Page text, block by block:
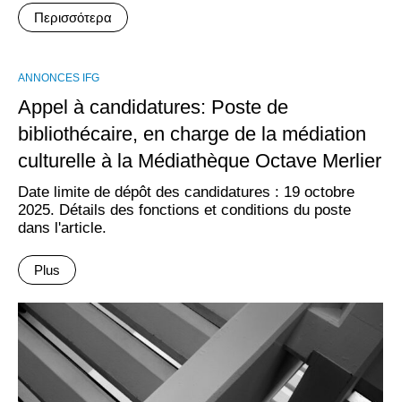
Περισσότερα
ANNONCES IFG
Appel à candidatures: Poste de
bibliothécaire, en charge de la médiation
culturelle à la Médiathèque Octave Merlier
Date limite de dépôt des candidatures : 19 octobre
2025. Détails des fonctions et conditions du poste
dans l'article.
Plus